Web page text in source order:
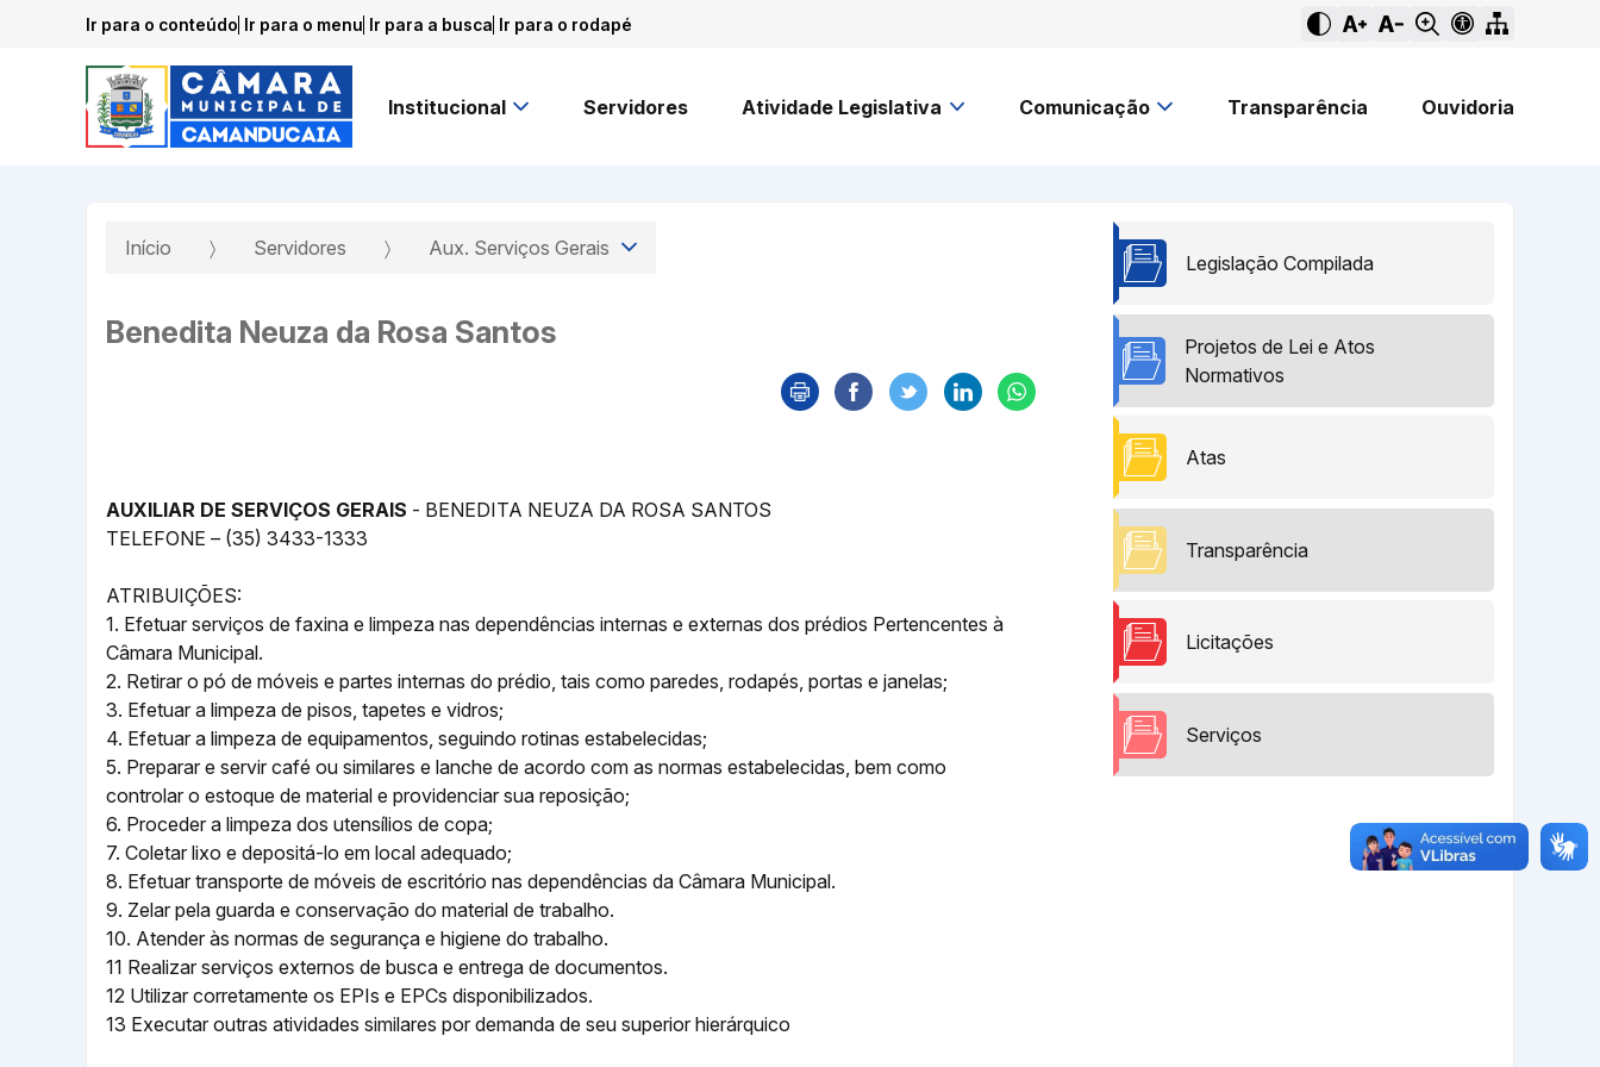
Ir para o conteúdo Ir para o menu Ir para a busca Ir para o rodapé
Institucional Servidores Atividade Legislativa Comunicação Transparência Ouvidoria
Início Servidores Aux. Serviços Gerais
Benedita Neuza da Rosa Santos
AUXILIAR DE SERVIÇOS GERAIS - BENEDITA NEUZA DA ROSA SANTOS
TELEFONE – (35) 3433-1333
ATRIBUIÇÕES:
1. Efetuar serviços de faxina e limpeza nas dependências internas e externas dos prédios Pertencentes à
Câmara Municipal.
2. Retirar o pó de móveis e partes internas do prédio, tais como paredes, rodapés, portas e janelas;
3. Efetuar a limpeza de pisos, tapetes e vidros;
4. Efetuar a limpeza de equipamentos, seguindo rotinas estabelecidas;
5. Preparar e servir café ou similares e lanche de acordo com as normas estabelecidas, bem como
controlar o estoque de material e providenciar sua reposição;
6. Proceder a limpeza dos utensílios de copa;
7. Coletar lixo e depositá-lo em local adequado;
8. Efetuar transporte de móveis de escritório nas dependências da Câmara Municipal.
9. Zelar pela guarda e conservação do material de trabalho.
10. Atender às normas de segurança e higiene do trabalho.
11 Realizar serviços externos de busca e entrega de documentos.
12 Utilizar corretamente os EPIs e EPCs disponibilizados.
13 Executar outras atividades similares por demanda de seu superior hierárquico
Legislação Compilada
Projetos de Lei e Atos
Normativos
Atas
Transparência
Licitações
Serviços